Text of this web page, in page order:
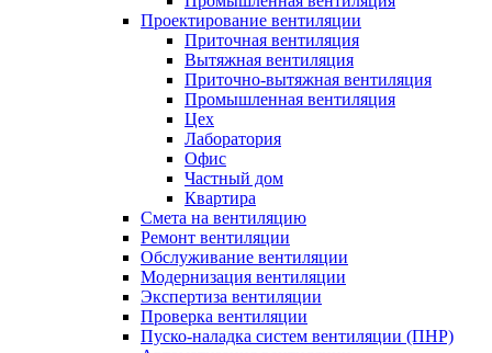
Проектирование вентиляции
Приточная вентиляция
Вытяжная вентиляция
Приточно-вытяжная вентиляция
Промышленная вентиляция
Цех
Лаборатория
Офис
Частный дом
Квартира
Смета на вентиляцию
Ремонт вентиляции
Обслуживание вентиляции
Модернизация вентиляции
Экспертиза вентиляции
Проверка вентиляции
Пуско-наладка систем вентиляции (ПНР)